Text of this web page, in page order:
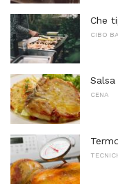
Che
CIBO
CENA